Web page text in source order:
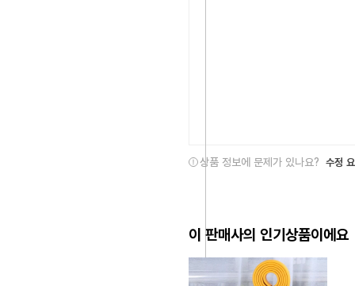
상품 정보에 문제가 있나요? 수정
이 판매사의 인기상품이에요